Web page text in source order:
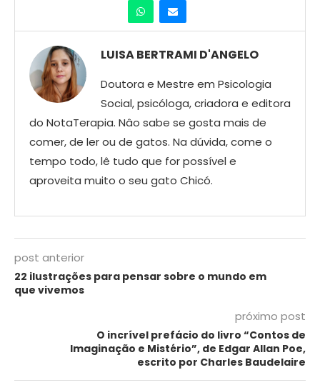
LUISA BERTRAMI D'ANGELO
Doutora e Mestre em Psicologia
Social, psicóloga, criadora e editora
do NotaTerapia. Nâo sabe se gosta mais de
comer, de ler ou de gatos. Na dúvida, come o
tempo todo, lê tudo que for possível e
aproveita muito o seu gato Chicó.
post anterior
22 ilustrações para pensar sobre o mundo em
que vivemos
próximo post
O incrível prefácio do livro “Contos de
Imaginação e Mistério”, de Edgar Allan Poe,
escrito por Charles Baudelaire